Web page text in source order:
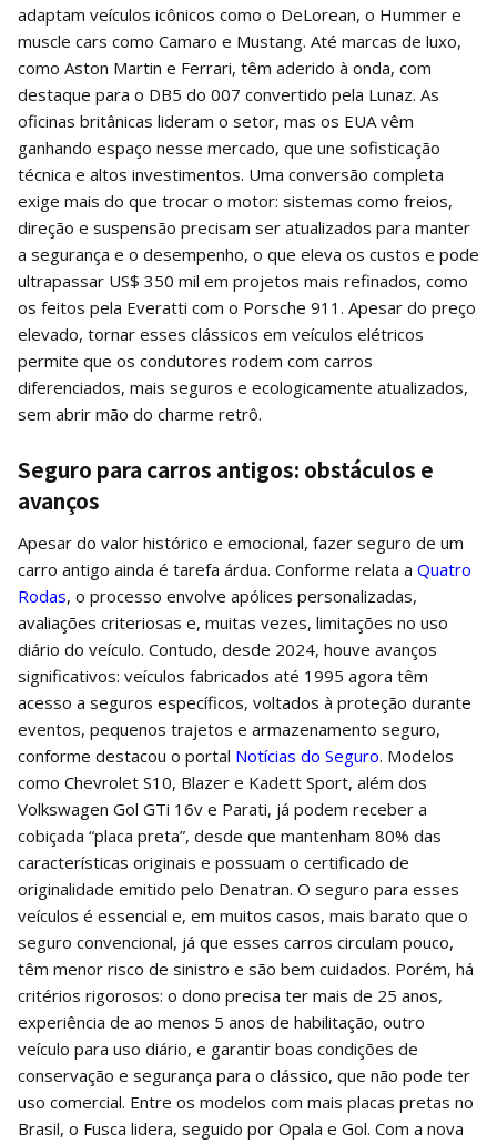
adaptam veículos icônicos como o DeLorean, o Hummer e
muscle cars como Camaro e Mustang. Até marcas de luxo,
como Aston Martin e Ferrari, têm aderido à onda, com
destaque para o DB5 do 007 convertido pela Lunaz. As
oficinas britânicas lideram o setor, mas os EUA vêm
ganhando espaço nesse mercado, que une sofisticação
técnica e altos investimentos. Uma conversão completa
exige mais do que trocar o motor: sistemas como freios,
direção e suspensão precisam ser atualizados para manter
a segurança e o desempenho, o que eleva os custos e pode
ultrapassar US$ 350 mil em projetos mais refinados, como
os feitos pela Everatti com o Porsche 911. Apesar do preço
elevado, tornar esses clássicos em veículos elétricos
permite que os condutores rodem com carros
diferenciados, mais seguros e ecologicamente atualizados,
sem abrir mão do charme retrô.
Seguro para carros antigos: obstáculos e
avanços
Apesar do valor histórico e emocional, fazer seguro de um
carro antigo ainda é tarefa árdua. Conforme relata a Quatro
Rodas, o processo envolve apólices personalizadas,
avaliações criteriosas e, muitas vezes, limitações no uso
diário do veículo. Contudo, desde 2024, houve avanços
significativos: veículos fabricados até 1995 agora têm
acesso a seguros específicos, voltados à proteção durante
eventos, pequenos trajetos e armazenamento seguro,
conforme destacou o portal Notícias do Seguro. Modelos
como Chevrolet S10, Blazer e Kadett Sport, além dos
Volkswagen Gol GTi 16v e Parati, já podem receber a
cobiçada “placa preta”, desde que mantenham 80% das
características originais e possuam o certificado de
originalidade emitido pelo Denatran. O seguro para esses
veículos é essencial e, em muitos casos, mais barato que o
seguro convencional, já que esses carros circulam pouco,
têm menor risco de sinistro e são bem cuidados. Porém, há
critérios rigorosos: o dono precisa ter mais de 25 anos,
experiência de ao menos 5 anos de habilitação, outro
veículo para uso diário, e garantir boas condições de
conservação e segurança para o clássico, que não pode ter
uso comercial. Entre os modelos com mais placas pretas no
Brasil, o Fusca lidera, seguido por Opala e Gol. Com a nova